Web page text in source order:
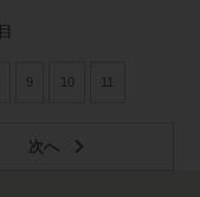
9 10 11